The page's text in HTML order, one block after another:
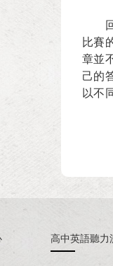
比賽
章並
己的
以不
高中英語聽力